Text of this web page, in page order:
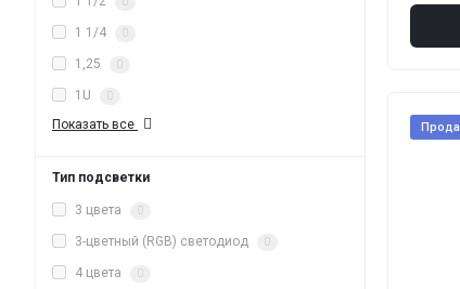
1 1/4 0
1,25 0
1U 0
Показать все
Тип подсветки
3 цвета 0
3-цветный (RGB) светодиод 0
4 цвета 0